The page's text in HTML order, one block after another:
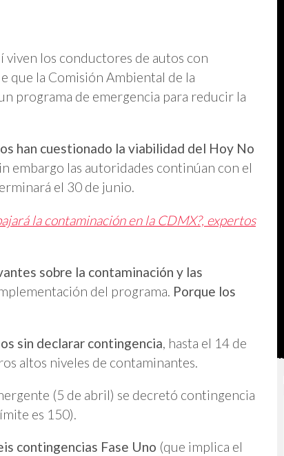
viven los conductores de autos con
que la Comisión Ambiental de la
programa de emergencia para reducir la
han cuestionado la viabilidad del Hoy No
embargo las autoridades continúan con el
el 30 de junio.
la contaminación en la CDMX?, expertos
sobre la contaminación y las
del programa. Porque los
sin declarar contingencia, hasta el 14 de
altos niveles de contaminantes.
(5 de abril) se decretó contingencia
es 150).
contingencias Fase Uno (que implica el